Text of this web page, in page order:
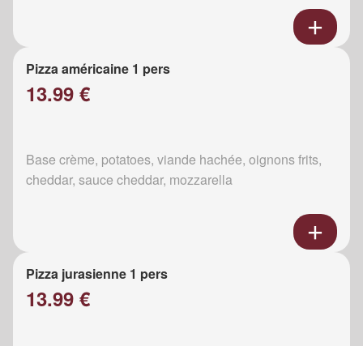
Pizza américaine 1 pers
13.99 €
Base crème, potatoes, viande hachée, oignons frits,
cheddar, sauce cheddar, mozzarella
Pizza jurasienne 1 pers
13.99 €